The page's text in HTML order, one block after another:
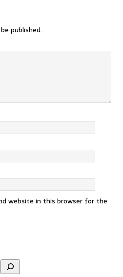
published.
website in this browser for the